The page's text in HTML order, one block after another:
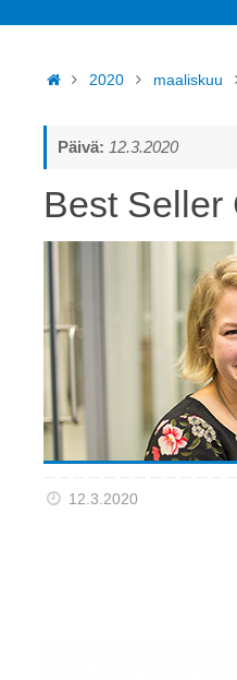
Home2020 maaliskuu
Päivä: 12.3.2020
Best Seller
12.3.2020